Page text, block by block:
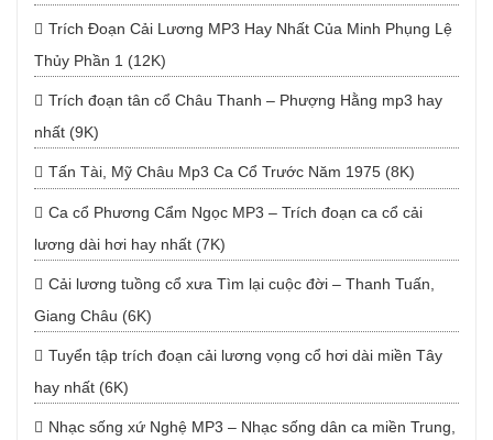
Trích Đoạn Cải Lương MP3 Hay Nhất Của Minh Phụng Lệ
Thủy Phần 1 (12K)
Trích đoạn tân cổ Châu Thanh – Phượng Hằng mp3 hay
nhất (9K)
Tấn Tài, Mỹ Châu Mp3 Ca Cổ Trước Năm 1975 (8K)
Ca cổ Phương Cẩm Ngọc MP3 – Trích đoạn ca cổ cải
lương dài hơi hay nhất (7K)
Cải lương tuồng cổ xưa Tìm lại cuộc đời – Thanh Tuấn,
Giang Châu (6K)
Tuyển tập trích đoạn cải lương vọng cổ hơi dài miền Tây
hay nhất (6K)
Nhạc sống xứ Nghệ MP3 – Nhạc sống dân ca miền Trung,